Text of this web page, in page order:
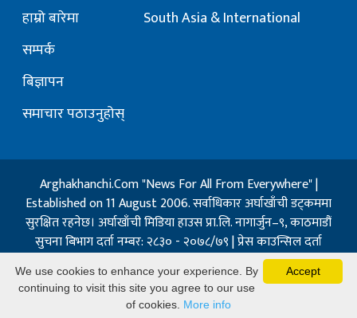
हाम्रो बारेमा
सम्पर्क
बिज्ञापन
समाचार पठाउनुहोस्
South Asia & International
Arghakhanchi.Com "News For All From Everywhere" |
Established on 11 August 2006. सर्वाधिकार अर्घाखाँची डट्कममा
सुरक्षित रहनेछ। अर्घाखाँची मिडिया हाउस प्रा.लि. नागार्जुन–९, काठमाडौं
सुचना बिभाग दर्ता नम्बर: २८३० - २०७८/७९ | प्रेस काउन्सिल दर्ता
नम्बर: १३२ / २०७३-०४-२१ | जिप्रका सि- नम्बर: ७, दर्ता नम्बर
७-०६७-६८
Powered By:Best Nepal
Accept
We use cookies to enhance your experience. By
continuing to visit this site you agree to our use
of cookies. More info